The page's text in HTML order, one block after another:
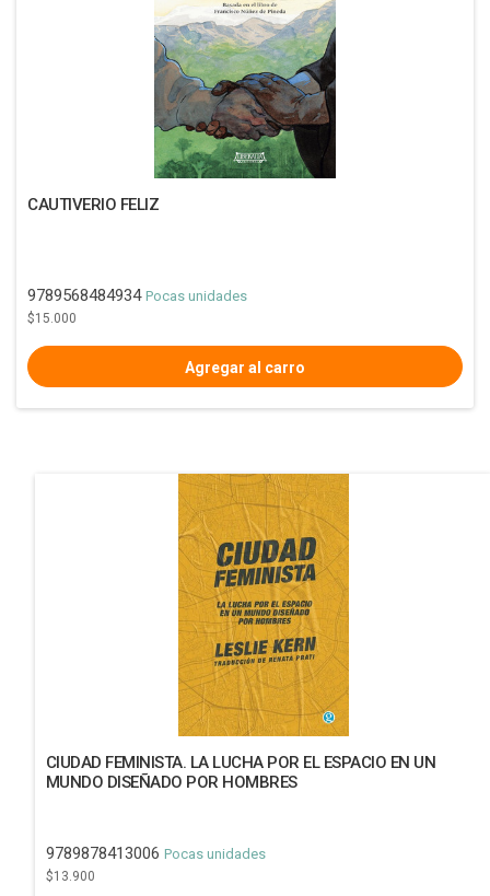
CAUTIVERIO FELIZ
9789568484934 Pocas unidades
$15.000
CIUDAD FEMINISTA. LA LUCHA POR EL ESPACIO EN UN
MUNDO DISEÑADO POR HOMBRES
9789878413006 Pocas unidades
$13.900